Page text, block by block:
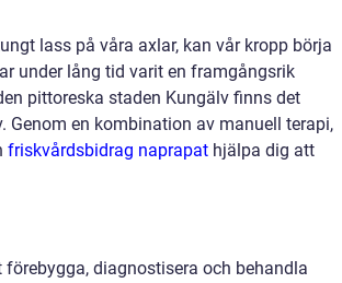
lass på våra axlar, kan vår kropp börja
under lång tid varit en framgångsrik
pittoreska staden Kungälv finns det
en kombination av manuell terapi,
friskvårdsbidrag naprapat hjälpa dig att
diagnostisera och behandla